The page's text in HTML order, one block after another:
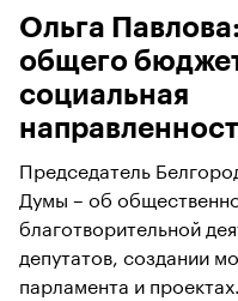
Ольга
общего
социальная
Председатель
Думы – об
благотворительной
депутатов, создании
парламента и